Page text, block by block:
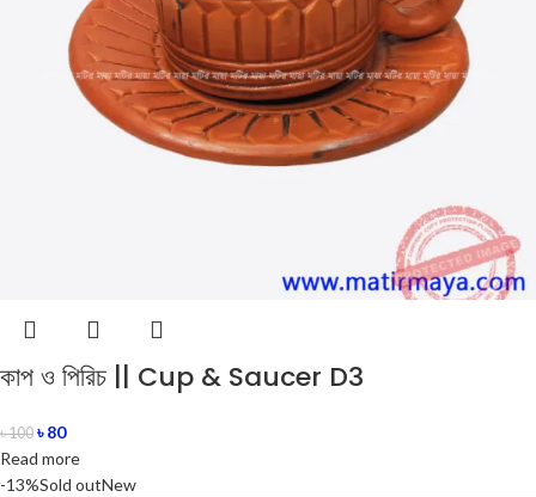
কাপ ও পিরিচ || Cup & Saucer D3
৳100 ৳80
Read more
-13%Sold outNew